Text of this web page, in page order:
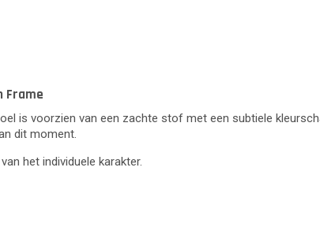
Frame
is voorzien van een zachte stof met een subtiele
dit moment.
het individuele karakter.